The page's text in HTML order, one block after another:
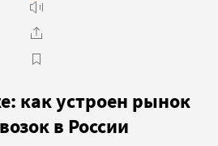
как устроен рынок
в России